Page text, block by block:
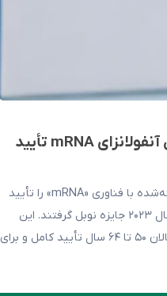
تغییر موضع سازمان غذا و داروی آمریکا: اولین واکسن آنفولانزای mRNA تأیید
سازمان غذا و داروی آمریکا (FDA) سرانجام اولین واکسن آنفولانزای ساخته‌شده با فناوری «mRNA» را تأیید
کرد؛ همان فناوری‌ای که واکسن‌های کرونا را ساخت و پژوهشگرانش در سال ۲۰۲۳ جایزه نوبل گرفتند. این
واکسن که «mFLUSIVA» نام دارد و ساخت شرکت مُدرنا است، برای بزرگسالان ۵۰ تا ۶۴ سال تأیید کامل و برای